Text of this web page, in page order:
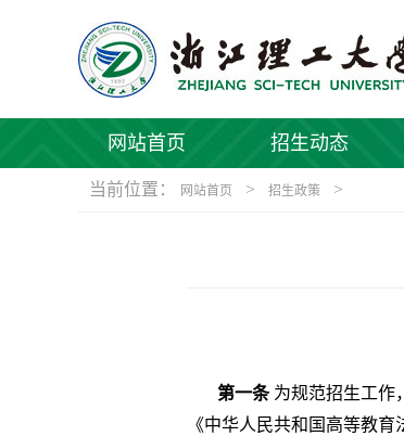
网站首页 招生动态
当前位置： 网站首页 > 招生政策 >
第一条 为规范招生工作
《中华人民共和国高等教育